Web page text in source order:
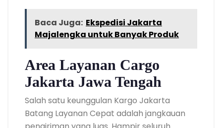
Baca Juga: Ekspedisi Jakarta
Majalengka untuk Banyak Produk
Area Layanan Cargo
Jakarta Jawa Tengah
Salah satu keunggulan Kargo Jakarta
Batang Layanan Cepat adalah jangkauan